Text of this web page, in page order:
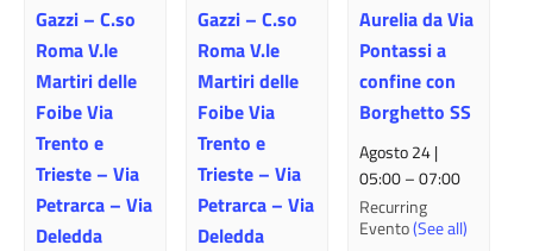
Gazzi – C.so
Roma V.le
Martiri delle
Foibe Via
Trento e
Trieste – Via
Petrarca – Via
Deledda
Gazzi – C.so
Roma V.le
Martiri delle
Foibe Via
Trento e
Trieste – Via
Petrarca – Via
Deledda
Aurelia da Via
Pontassi a
confine con
Borghetto SS
Agosto 24 |
05:00–07:00
Recurring
Evento(See all)